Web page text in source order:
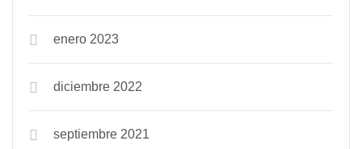
enero 2023
diciembre 2022
septiembre 2021